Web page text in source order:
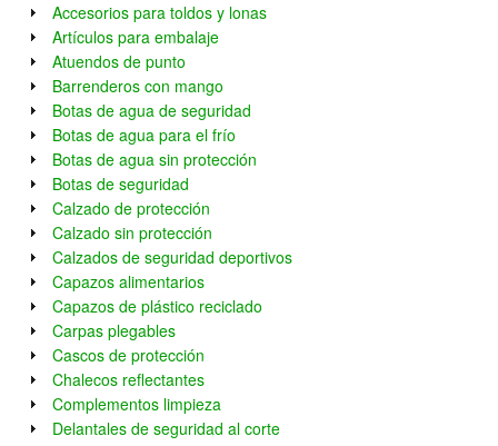
Accesorios para toldos y lonas
Artículos para embalaje
Atuendos de punto
Barrenderos con mango
Botas de agua de seguridad
Botas de agua para el frío
Botas de agua sin protección
Botas de seguridad
Calzado de protección
Calzado sin protección
Calzados de seguridad deportivos
Capazos alimentarios
Capazos de plástico reciclado
Carpas plegables
Cascos de protección
Chalecos reflectantes
Complementos limpieza
Delantales de seguridad al corte